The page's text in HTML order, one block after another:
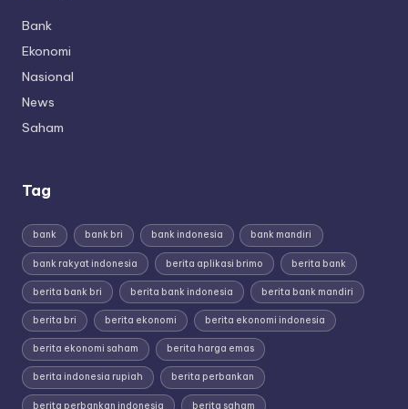
Bank
Ekonomi
Nasional
News
Saham
Tag
bank bank bri bank indonesia bank mandiri
bank rakyat indonesia berita aplikasi brimo berita bank
berita bank bri berita bank indonesia berita bank mandiri
berita bri berita ekonomi berita ekonomi indonesia
berita ekonomi saham berita harga emas
berita indonesia rupiah berita perbankan
berita perbankan indonesia berita saham